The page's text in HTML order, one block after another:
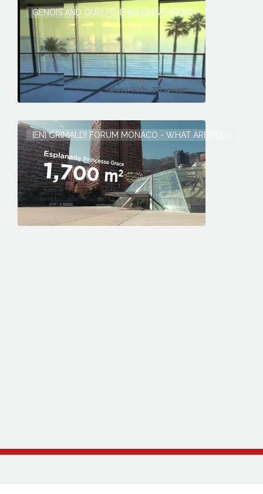
GENOIS AND GUELFE (ENGLISH VERSION)
[EN] GRIMALDI FORUM MONACO - WHAT ARE YO...